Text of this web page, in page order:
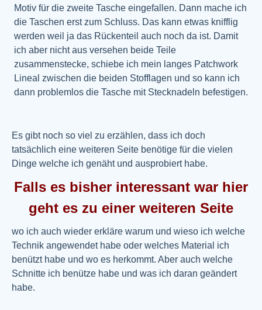
Motiv für die zweite Tasche eingefallen. Dann mache ich
die Taschen erst zum Schluss. Das kann etwas knifflig
werden weil ja das Rückenteil auch noch da ist. Damit
ich aber nicht aus versehen beide Teile
zusammenstecke, schiebe ich mein langes Patchwork
Lineal zwischen die beiden Stofflagen und so kann ich
dann problemlos die Tasche mit Stecknadeln befestigen.
Es gibt noch so viel zu erzählen, dass ich doch
tatsächlich eine weiteren Seite benötige für die vielen
Dinge welche ich genäht und ausprobiert habe.
Falls es bisher interessant war hier
geht es zu einer weiteren Seite
wo ich auch wieder erkläre warum und wieso ich welche
Technik angewendet habe oder welches Material ich
benützt habe und wo es herkommt. Aber auch welche
Schnitte ich benütze habe und was ich daran geändert
habe.